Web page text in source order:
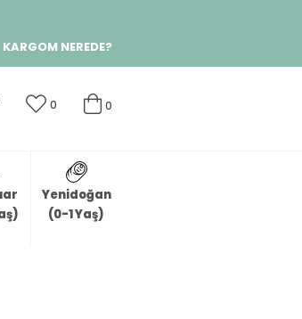
KARGOM NEREDE?
0
0
Yenidoğan
(0-1 Yaş)